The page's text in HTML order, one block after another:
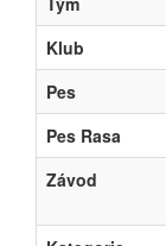
Klub
Pes
Pes Rasa
Závod